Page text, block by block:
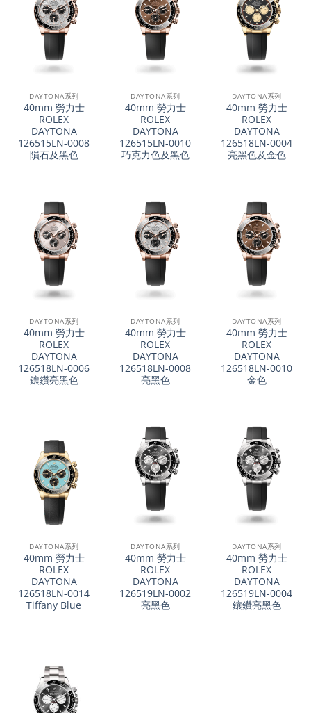
DAYTONA系列
40mm 勞力士
ROLEX
DAYTONA
126515LN-0008
隕石及黑色
DAYTONA系列
40mm 勞力士
ROLEX
DAYTONA
126515LN-0010
巧克力色及黑色
DAYTONA系列
40mm 勞力士
ROLEX
DAYTONA
126518LN-0004
亮黑色及金色
DAYTONA系列
40mm 勞力士
ROLEX
DAYTONA
126518LN-0006
鑲鑽亮黑色
DAYTONA系列
40mm 勞力士
ROLEX
DAYTONA
126518LN-0008
亮黑色
DAYTONA系列
40mm 勞力士
ROLEX
DAYTONA
126518LN-0010
金色
DAYTONA系列
40mm 勞力士
ROLEX
DAYTONA
126518LN-0014
Tiffany Blue
DAYTONA系列
40mm 勞力士
ROLEX
DAYTONA
126519LN-0002
亮黑色
DAYTONA系列
40mm 勞力士
ROLEX
DAYTONA
126519LN-0004
鑲鑽亮黑色